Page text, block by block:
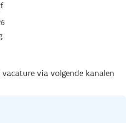
vacature via volgende kanalen